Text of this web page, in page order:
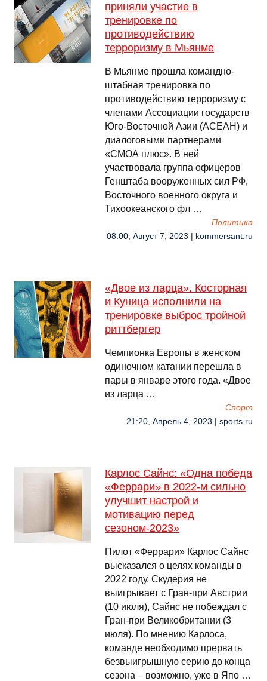
приняли участие в
тренировке по
противодействию
терроризму в Мьянме
В Мьянме прошла командно-
штабная тренировка по
противодействию терроризму с
членами Ассоциации государств
Юго-Восточной Азии (АСЕАН) и
диалоговыми партнерами
«СМОА плюс». В ней
участвовала группа офицеров
Генштаба вооруженных сил РФ,
Восточного военного округа и
Тихоокеанского фл …
Политика
08:00, Август 7, 2023 | kommersant.ru
«Двое из ларца». Косторная
и Куница исполнили на
тренировке выброс тройной
риттбергер
Чемпионка Европы в женском
одиночном катании перешла в
пары в январе этого года. «Двое
из ларца …
Спорт
21:20, Апрель 4, 2023 | sports.ru
Карлос Сайнс: «Одна победа
«Феррари» в 2022-м сильно
улучшит настрой и
мотивацию перед
сезоном-2023»
Пилот «Феррари» Карлос Сайнс
высказался о целях команды в
2022 году. Скудерия не
выигрывает с Гран-при Австрии
(10 июля), Сайнс не побеждал с
Гран-при Великобритании (3
июля). По мнению Карлоса,
команде необходимо прервать
безвыигрышную серию до конца
сезона – возможно, уже в Япо …